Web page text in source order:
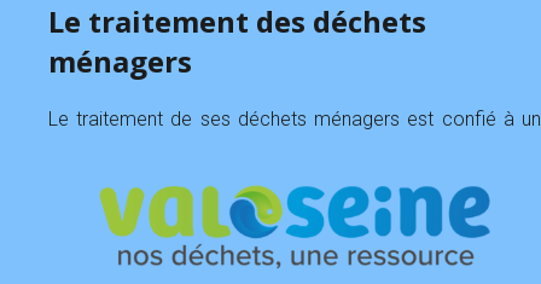
Le traitement des déchets
ménagers
Le traitement de ses déchets ménagers est confié à un